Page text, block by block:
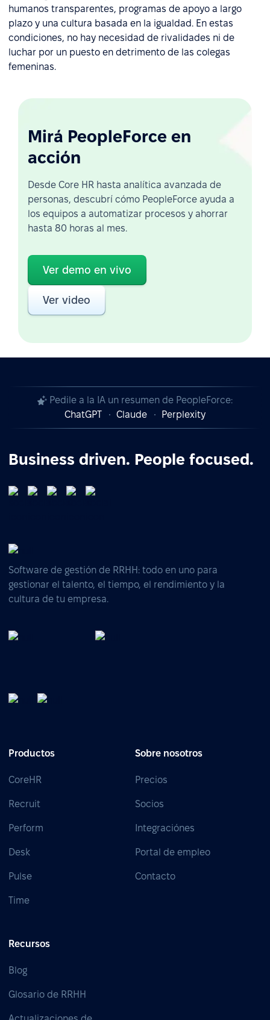
humanos transparentes, programas de apoyo a largo
plazo y una cultura basada en la igualdad. En estas
condiciones, no hay necesidad de rivalidades ni de
luchar por un puesto en detrimento de las colegas
femeninas.
Mirá PeopleForce en
acción
Desde Core HR hasta analítica avanzada de
personas, descubrí cómo PeopleForce ayuda a
los equipos a automatizar procesos y ahorrar
hasta 80 horas al mes.
Ver demo en vivo
Ver video
Pedile a la IA un resumen de PeopleForce:
ChatGPT
Claude Perplexity
Business driven. People focused.
Software de gestión de RRHH: todo en uno para
gestionar el talento, el tiempo, el rendimiento y la
cultura de tu empresa.
Productos
CoreHR
Recruit
Perform
Desk
Pulse
Time
Sobre nosotros
Precios
Socios
Integraciónes
Portal de empleo
Contacto
Recursos
Blog
Glosario de RRHH